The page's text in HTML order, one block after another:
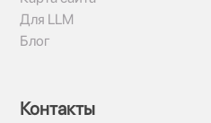
Для LLM
Блог
Контакты